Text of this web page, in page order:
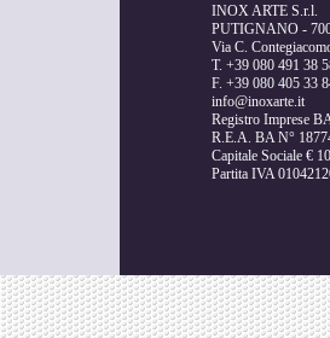
INOX ARTE S.r.l.
PUTIGNANO -
Via C.
T. +39 080 491 38
F. +39 080 405 33
info@inoxarte.it
Registro Imprese
R.E.A. BA N°
Capitale Sociale €
Partita IVA